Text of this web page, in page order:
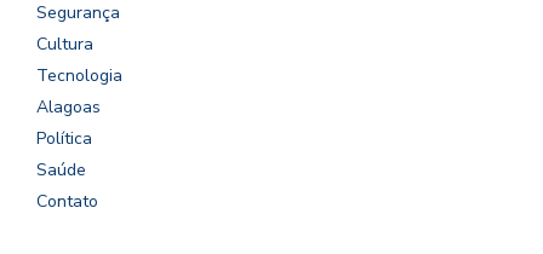
Segurança
Cultura
Tecnologia
Alagoas
Política
Saúde
Contato